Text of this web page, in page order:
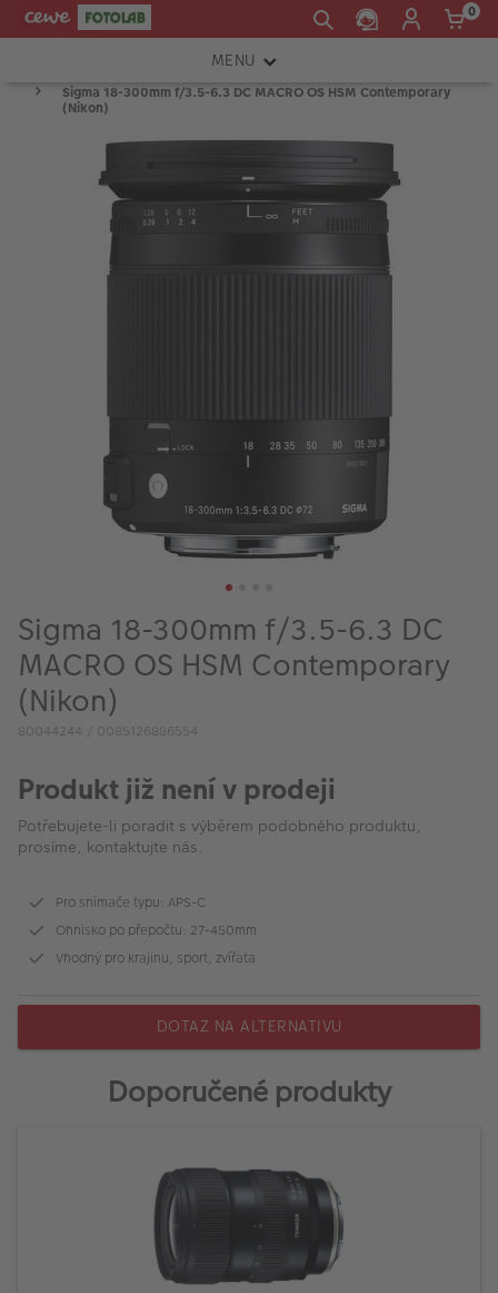
0
MENU
FOTOAPARÁTY
TISKÁRNY A SKENERY
Fotoprodukty
Sigma 18-300mm f/3.5-6.3 DC MACRO OS HSM Contemporary
(Nikon)
Sigma 18-300mm f/3.5-6.3 DC
MACRO OS HSM Contemporary
(Nikon)
80044244 / 0085126886554
Produkt již není v prodeji
Potřebujete-li poradit s výběrem podobného produktu,
prosíme, kontaktujte nás.
Pro snímače typu: APS-C
Ohnisko po přepočtu: 27-450mm
Vhodný pro krajinu, sport, zvířata
DOTAZ NA ALTERNATIVU
Doporučené produkty